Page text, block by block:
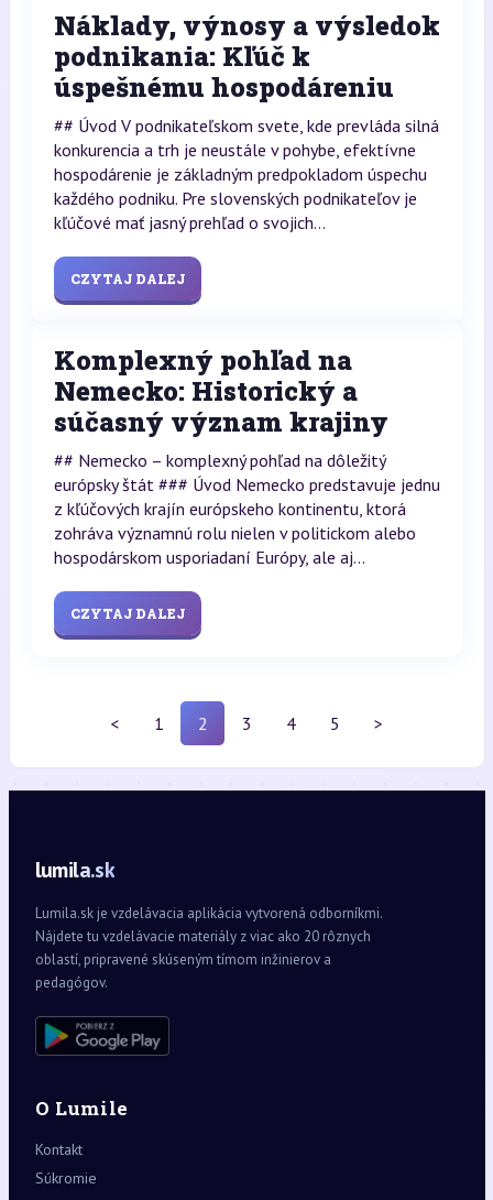
Náklady, výnosy a výsledok
podnikania: Kľúč k
úspešnému hospodáreniu
## Úvod V podnikateľskom svete, kde prevláda silná
konkurencia a trh je neustále v pohybe, efektívne
hospodárenie je základným predpokladom úspechu
každého podniku. Pre slovenských podnikateľov je
kľúčové mať jasný prehľad o svojich...
CZYTAJ DALEJ
Komplexný pohľad na
Nemecko: Historický a
súčasný význam krajiny
## Nemecko – komplexný pohľad na dôležitý
európsky štát ### Úvod Nemecko predstavuje jednu
z kľúčových krajín európskeho kontinentu, ktorá
zohráva významnú rolu nielen v politickom alebo
hospodárskom usporiadaní Európy, ale aj...
CZYTAJ DALEJ
< 1 2 3 4 5 >
lumila.sk
Lumila.sk je vzdelávacia aplikácia vytvorená odborníkmi.
Nájdete tu vzdelávacie materiály z viac ako 20 rôznych
oblastí, pripravené skúseným tímom inžinierov a
pedagógov.
O Lumile
Kontakt
Súkromie